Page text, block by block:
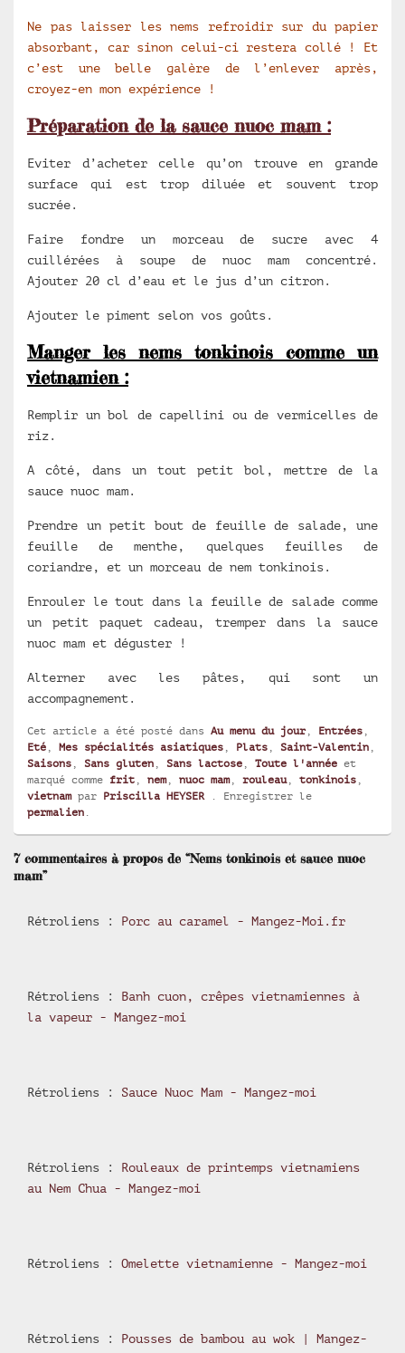
Ne pas laisser les nems refroidir sur du papier
absorbant, car sinon celui-ci restera collé ! Et
c’est une belle galère de l’enlever après,
croyez-en mon expérience !
Préparation de la sauce nuoc mam :
Eviter d’acheter celle qu’on trouve en grande
surface qui est trop diluée et souvent trop
sucrée.
Faire fondre un morceau de sucre avec 4
cuillérées à soupe de nuoc mam concentré.
Ajouter 20 cl d’eau et le jus d’un citron.
Ajouter le piment selon vos goûts.
Manger les nems tonkinois comme un
vietnamien :
Remplir un bol de capellini ou de vermicelles de
riz.
A côté, dans un tout petit bol, mettre de la
sauce nuoc mam.
Prendre un petit bout de feuille de salade, une
feuille de menthe, quelques feuilles de
coriandre, et un morceau de nem tonkinois.
Enrouler le tout dans la feuille de salade comme
un petit paquet cadeau, tremper dans la sauce
nuoc mam et déguster !
Alterner avec les pâtes, qui sont un
accompagnement.
Cet article a été posté dans Au menu du jour, Entrées ,
Eté , Mes spécialités asiatiques , Plats , Saint-Valentin ,
Saisons , Sans gluten , Sans lactose , Toute l'année et
marqué comme frit , nem, nuoc mam, rouleau, tonkinois ,
vietnampar Priscilla HEYSER. Enregistrer le
permalien .
7 commentaires à propos de “Nems tonkinois et sauce nuoc
mam”
Rétroliens : Porc au caramel - Mangez-Moi.fr
Rétroliens : Banh cuon, crêpes vietnamiennes à
la vapeur - Mangez-moi
Rétroliens : Sauce Nuoc Mam - Mangez-moi
Rétroliens : Rouleaux de printemps vietnamiens
au Nem Chua - Mangez-moi
Rétroliens : Omelette vietnamienne - Mangez-moi
Rétroliens : Pousses de bambou au wok | Mangez-